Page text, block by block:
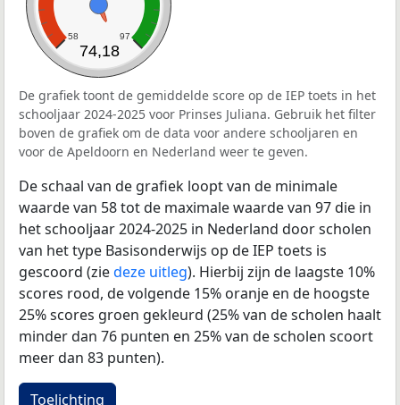
58 97
74,18
De grafiek toont de gemiddelde score op de IEP toets in het
schooljaar 2024-2025 voor Prinses Juliana. Gebruik het filter
boven de grafiek om de data voor andere schooljaren en
voor de Apeldoorn en Nederland weer te geven.
De schaal van de grafiek loopt van de minimale
waarde van 58 tot de maximale waarde van 97 die in
het schooljaar 2024-2025 in Nederland door scholen
van het type Basisonderwijs op de IEP toets is
gescoord (ziedeze uitleg). Hierbij zijn de laagste 10%
scores rood, de volgende 15% oranje en de hoogste
25% scores groen gekleurd (25% van de scholen haalt
minder dan 76 punten en 25% van de scholen scoort
meer dan 83 punten).
Toelichting